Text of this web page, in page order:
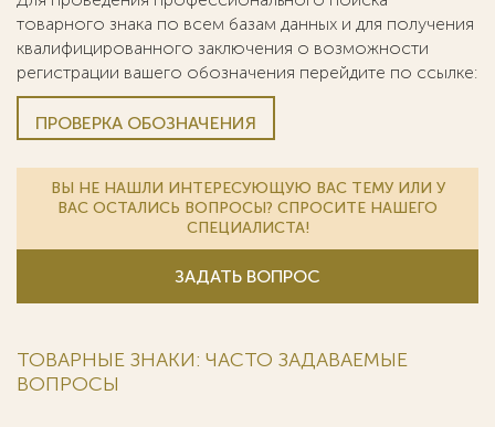
товарного знака по всем базам данных и для получения
квалифицированного заключения о возможности
регистрации вашего обозначения перейдите по ссылке:
ПРОВЕРКА ОБОЗНАЧЕНИЯ
ВЫ НЕ НАШЛИ ИНТЕРЕСУЮЩУЮ ВАС ТЕМУ ИЛИ У
ВАС ОСТАЛИСЬ ВОПРОСЫ? СПРОСИТЕ НАШЕГО
СПЕЦИАЛИСТА!
ЗАДАТЬ ВОПРОС
ТОВАРНЫЕ ЗНАКИ: ЧАСТО ЗАДАВАЕМЫЕ
ВОПРОСЫ